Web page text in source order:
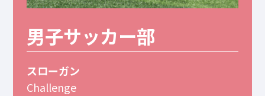
男子サッカー部
スローガン
Challenge